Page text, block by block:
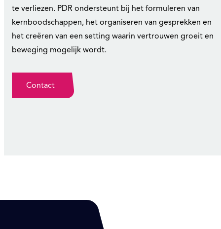
te verliezen. PDR ondersteunt bij het formuleren van
kernboodschappen, het organiseren van gesprekken en
het creëren van een setting waarin vertrouwen groeit en
beweging mogelijk wordt.
Contact